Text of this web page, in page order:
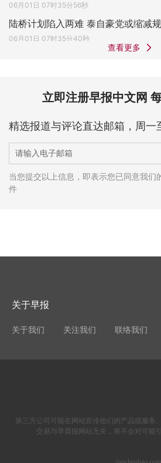
06月01日 07时35分56秒
陆桥计划陷入两难 泰自豪党或缩减
06月01日 07时35分40秒
查看更多
立即注册早报中文网
精选报道与评论直达邮箱，周一
当您提交以上信息，即表示您已同意我们
件
关于早报
关于我们 关注我们 联络我们
第三方公司可能在网站宣传他们的产品或服务
交易与早晨报网站无关，将不会对可能